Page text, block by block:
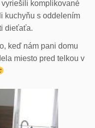
komplikované
kuchyňu s oddelením
dieťaťa.
keď nám pani domu
miesto pred telkou v